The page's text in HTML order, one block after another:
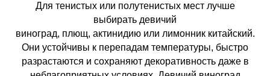
Для тенистых или полутенистых мест лучше
выбирать девичий
виноград, плющ, актинидию или лимонник китайский.
Они устойчивы к перепадам температуры, быстро
разрастаются и сохраняют декоративность даже в